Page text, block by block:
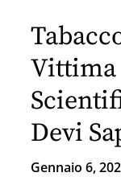
Vittima
Devi
Gennaio 6,